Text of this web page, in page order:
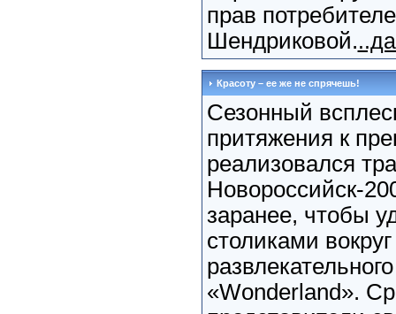
прав
Шендриковой.
Красоту – ее же не спрячешь!
Сезонный
притяжения к
реализовался
Новороссийск-
заранее, чтобы
столиками
«Wonderland».